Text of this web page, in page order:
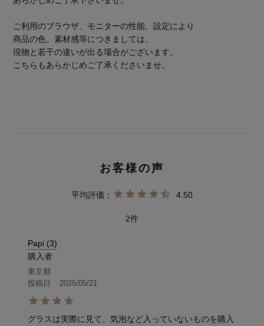
ご利用のブラウザ、モニターの性能、設定により
商品の色、素材感等につきましては、
現物と若干の違いが出る場合がございます。
こちらもあらかじめご了承くださいませ。
4.50
2
Papi 3
購入者
東京都
投稿日
2025/05/21
グラスは実際に見て、気泡など入っていないものを購入